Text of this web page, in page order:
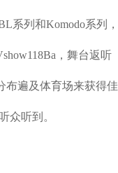
系列和Komodo系列，
，舞台返听
布遍及体育场来获得佳
众听到。